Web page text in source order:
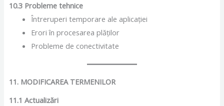
10.3 Probleme tehnice
Întreruperi temporare ale aplicației
Erori în procesarea plăților
Probleme de conectivitate
11. MODIFICAREA TERMENILOR
11.1 Actualizări